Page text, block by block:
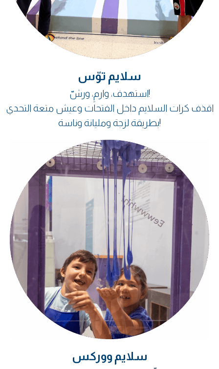
سلايم توّس
استهدف، وارمِ، ورشّ!
اقذف كرات السلايم داخل الفتحات وعيش متعة التحدي
بطريقة لزجة ومليانة وناسة!
سلايم ووركس